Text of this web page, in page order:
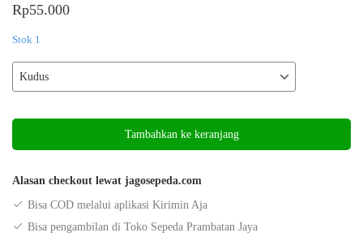
Rp55.000
Stok 1
Lipat
Tambahkan ke keranjang
Alasan checkout lewat jagosepeda.com
Bisa COD melalui aplikasi Kirimin Aja
Bisa pengambilan di Toko Sepeda Prambatan Jaya